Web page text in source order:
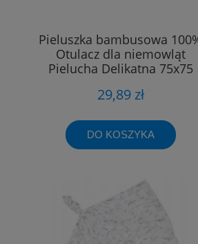
Pieluszka bambusowa
Otulacz dla niemowląt
Pielucha Delikatna 75x75
29,89 zł
DO KOSZYKA